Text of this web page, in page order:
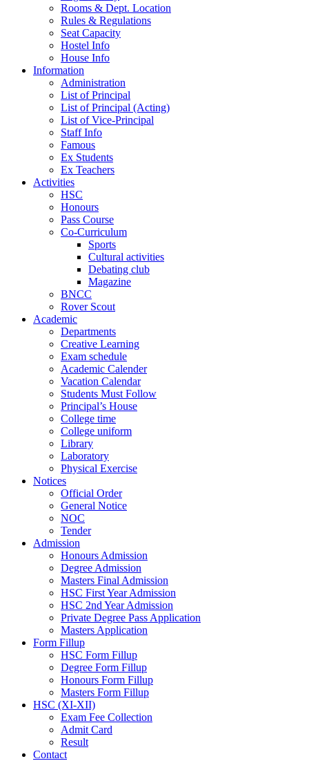
Rooms & Dept. Location
Rules & Regulations
Seat Capacity
Hostel Info
House Info
Information
Administration
List of Principal
List of Principal (Acting)
List of Vice-Principal
Staff Info
Famous
Ex Students
Ex Teachers
Activities
HSC
Honours
Pass Course
Co-Curriculum
Sports
Cultural activities
Debating club
Magazine
BNCC
Rover Scout
Academic
Departments
Creative Learning
Exam schedule
Academic Calender
Vacation Calendar
Students Must Follow
Principal’s House
College time
College uniform
Library
Laboratory
Physical Exercise
Notices
Official Order
General Notice
NOC
Tender
Admission
Honours Admission
Degree Admission
Masters Final Admission
HSC First Year Admission
HSC 2nd Year Admission
Private Degree Pass Application
Masters Application
Form Fillup
HSC Form Fillup
Degree Form Fillup
Honours Form Fillup
Masters Form Fillup
HSC (XI-XII)
Exam Fee Collection
Admit Card
Result
Contact